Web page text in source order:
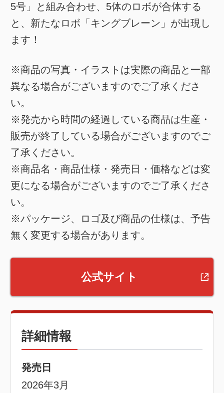
5号」と組み合わせ、5体のロボが合体する
と、新たなロボ「キングブレーン」が出現し
ます！
※商品の写真・イラストは実際の商品と一部
異なる場合がございますのでご了承くださ
い。
※発売から時間の経過している商品は生産・
販売が終了している場合がございますのでご
了承ください。
※商品名・商品仕様・発売日・価格などは変
更になる場合がございますのでご了承くださ
い。
※パッケージ、ロゴ及び商品の仕様は、予告
無く変更する場合があります。
公式サイト
詳細情報
発売日
2026年3月